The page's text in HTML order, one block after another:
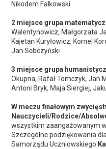
Nikodem Falkowski
2 miejsce grupa
Walentynowicz, Małgorzata
Kajetan Kuryłowicz, Kornel
Jan Sobczyński
3 miejsce grupa
Okupna, Rafał Tomczyk, Jan
Antoni Bryk, Maja Siergiej,
W meczu finałowym
Nauczycieli/Rodzice/
wszystkim zaangażowanym
Szczególne podziękowania
Samorządu Uczniowskiego